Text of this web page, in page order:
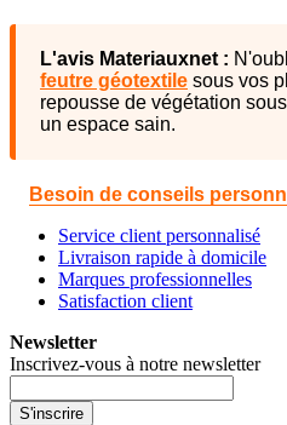
L'avis Materiauxnet :
feutre géotextile sous vos
repousse de végétation
un espace sain.
Besoin de conseils
Service client personnalisé
Livraison rapide à domicile
Marques professionnelles
Satisfaction client
Newsletter
Inscrivez-vous à notre newsletter
S'inscrire